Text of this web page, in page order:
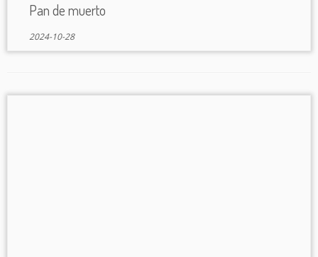
Pan de muerto
2024-10-28